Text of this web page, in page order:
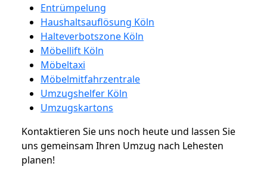
Entrümpelung
Haushaltsauflösung Köln
Halteverbotszone Köln
Möbellift Köln
Möbeltaxi
Möbelmitfahrzentrale
Umzugshelfer Köln
Umzugskartons
Kontaktieren Sie uns noch heute und lassen Sie
uns gemeinsam Ihren Umzug nach Lehesten
planen!